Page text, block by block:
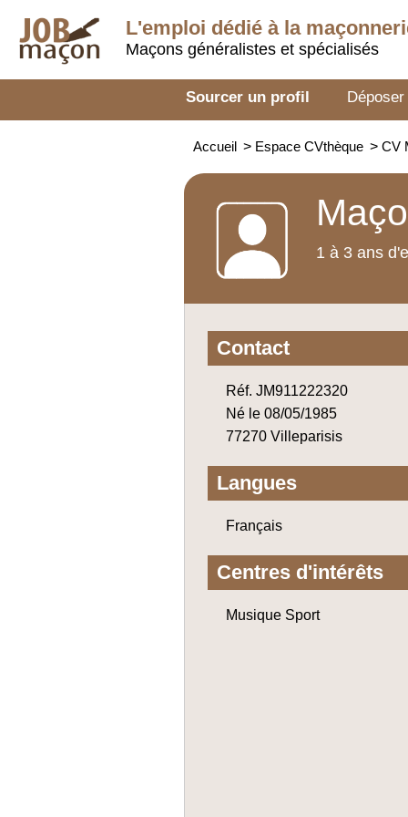
L'emploi dédié à la
Maçons généralistes et spécialisés
Sourcer un profil
Accueil > Espace CVthèque > CV
1 à 3 ans
Contact
Réf. JM911222320
Né le 08/05/1985
77270 Villeparisis
Langues
Français
Centres d'intérêts
Musique Sport